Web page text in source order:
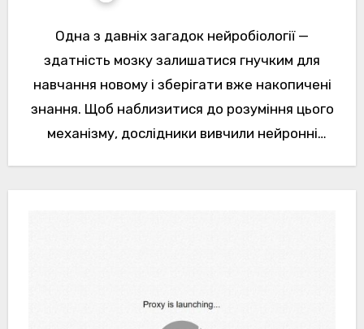
Одна з давніх загадок нейробіології —
здатність мозку залишатися гнучким для
навчання новому і зберігати вже накопичені
знання. Щоб наблизитися до розуміння цього
механізму, дослідники вивчили нейронні